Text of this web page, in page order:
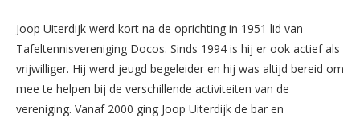
Joop Uiterdijk werd kort na de oprichting in 1951 lid van
Tafeltennisvereniging Docos. Sinds 1994 is hij er ook actief als
vrijwilliger. Hij werd jeugd begeleider en hij was altijd bereid om
mee te helpen bij de verschillende activiteiten van de
vereniging. Vanaf 2000 ging Joop Uiterdijk de bar en